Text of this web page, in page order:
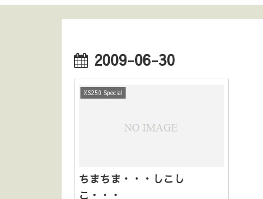
2009-06-30
XS250 Special
ちまちま・・・しこし
こ・・・